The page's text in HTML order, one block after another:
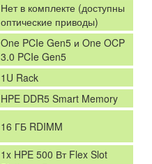
Нет в комплекте (доступны
оптические приводы)
One PCIe Gen5 и One OCP
3.0 PCIe Gen5
1U Rack
HPE DDR5 Smart Memory
16 ГБ RDIMM
1x HPE 500 Вт Flex Slot